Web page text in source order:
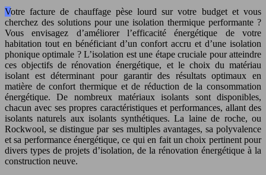
Votre facture de chauffage pèse lourd sur votre budget et vous
cherchez des solutions pour une isolation thermique performante ?
Vous envisagez d’améliorer l’efficacité énergétique de votre
habitation tout en bénéficiant d’un confort accru et d’une isolation
phonique optimale ? L’isolation est une étape cruciale pour atteindre
ces objectifs de rénovation énergétique, et le choix du matériau
isolant est déterminant pour garantir des résultats optimaux en
matière de confort thermique et de réduction de la consommation
énergétique. De nombreux matériaux isolants sont disponibles,
chacun avec ses propres caractéristiques et performances, allant des
isolants naturels aux isolants synthétiques. La laine de roche, ou
Rockwool, se distingue par ses multiples avantages, sa polyvalence
et sa performance énergétique, ce qui en fait un choix pertinent pour
divers types de projets d’isolation, de la rénovation énergétique à la
construction neuve.